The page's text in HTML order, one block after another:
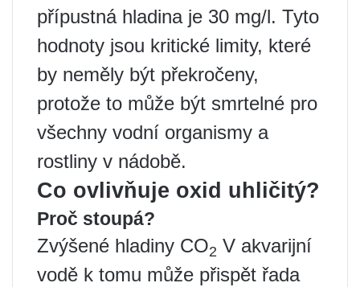
přípustná hladina je 30 mg/l. Tyto
hodnoty jsou kritické limity, které
by neměly být překročeny,
protože to může být smrtelné pro
všechny vodní organismy a
rostliny v nádobě.
Co ovlivňuje oxid uhličitý?
Proč stoupá?
Zvýšené hladiny CO2 V akvarijní
vodě k tomu může přispět řada